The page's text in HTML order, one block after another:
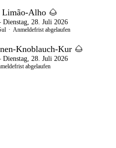
Limão-Alho 🌰
28. Juli 2026
Anmeldefrist abgelaufen
Knoblauch-Kur 🌰
28. Juli 2026
abgelaufen